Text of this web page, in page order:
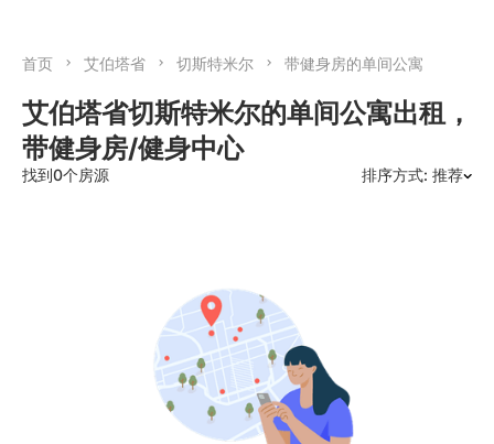
首页 艾伯塔省 切斯特米尔 带健身房的单间公寓
艾伯塔省切斯特米尔的单间公寓出租，
带健身房/健身中心
找到0个房源 排序方式: 推荐